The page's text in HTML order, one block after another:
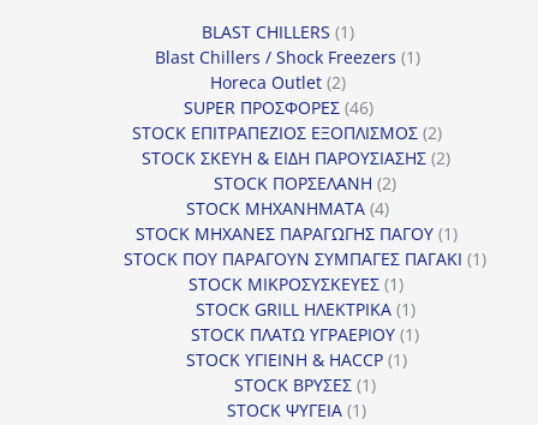
BLAST CHILLERS 11
προϊόν
Blast Chillers / Shock Freezers 11
Horeca Outlet 22
προϊόντα
SUPER ΠΡΟΣΦΟΡΕΣ 4646
προϊόντα
STOCK ΕΠΙΤΡΑΠΕΖΙΟΣ ΕΞΟΠΛΙΣΜΟΣ 22
προϊόντα
STOCK ΣΚΕΥΗ & ΕΙΔΗ ΠΑΡΟΥΣΙΑΣΗΣ 22
STOCK ΠΟΡΣΕΛΑΝΗ 22
STOCK ΜΗΧΑΝΗΜΑΤΑ 44
προϊόντα
STOCK ΜΗΧΑΝΕΣ ΠΑΡΑΓΩΓΗΣ ΠΑΓΟΥ 11
προϊόν
STOCK ΠΟΥ ΠΑΡΑΓΟΥΝ ΣΥΜΠΑΓΕΣ ΠΑΓΑΚΙ 11
STOCK ΜΙΚΡΟΣΥΣΚΕΥΕΣ 11
προϊόν
STOCK GRILL ΗΛΕΚΤΡΙΚΑ 11
προϊόν
STOCK ΠΛΑΤΩ ΥΓΡΑΕΡΙΟΥ 11
STOCK ΥΓΙΕΙΝΗ & HACCP 11
STOCK ΒΡΥΣΕΣ 11
STOCK ΨΥΓΕΙΑ 11